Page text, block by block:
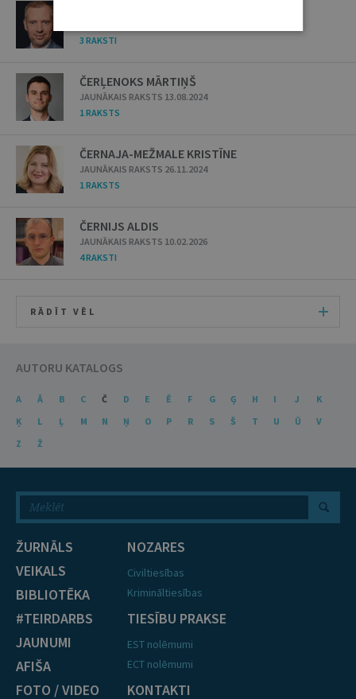
3 RAKSTI
ČERĻENOKS MĀRTIŅŠ
JAUNĀKAIS RAKSTS 13.08.2024
1 RAKSTS
ČERNAJA-MEŽMALE KRISTĪNE
JAUNĀKAIS RAKSTS 26.11.2024
1 RAKSTS
ČERNIJS ALDIS
JAUNĀKAIS RAKSTS 10.02.2026
4 RAKSTI
RĀDĪT VĒL
AUTORU KATALOGS
A Ā B C Č D E Ē F G Ģ H I J
K
Ķ
L Ļ M N Ņ O P R S Š T U Ū
V
Z
Ž
ŽURNĀLS
VEIKALS
BIBLIOTĒKA
#TEIRDARBS
JAUNUMI
AFIŠA
FOTO / VIDEO
NOZARES
Civiltiesības
Krimināltiesības
TIESĪBU PRAKSE
EST nolēmumi
ECT nolēmumi
KONTAKTI